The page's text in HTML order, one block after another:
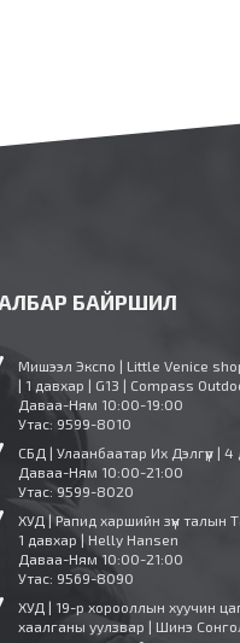
БАЙРШИЛ
Мишээл Экспо | Little Venice
| 1 давхар | G13 | Compass
Даваа-Ням 10:00-19:00
Утас: 9599-8010
СБД | Улаанбаатар Их Дэлгүүр | 4
Даваа-Ням 10:00-21:00
Утас: 9599-8020
ХУД | Рапид харшийн зүүн талын
1 давхар | Helly Hansen
Даваа-Ням 10:00-21:00
Утас: 9569-8090
ХУД | 19-р хорооллын хуучин
хаалганы уулзвар | Шинэ